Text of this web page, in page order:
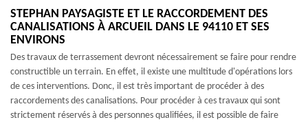
STEPHAN PAYSAGISTE ET LE RACCORDEMENT DES
CANALISATIONS À ARCUEIL DANS LE 94110 ET SES
ENVIRONS
Des travaux de terrassement devront nécessairement se faire pour rendre
constructible un terrain. En effet, il existe une multitude d'opérations lors
de ces interventions. Donc, il est très important de procéder à des
raccordements des canalisations. Pour procéder à ces travaux qui sont
strictement réservés à des personnes qualifiées, il est possible de faire